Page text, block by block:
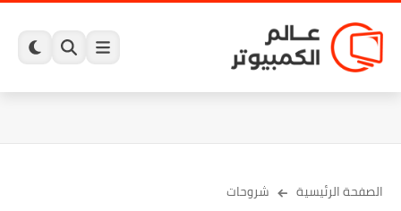
الصفحة الرئيسية شروحات